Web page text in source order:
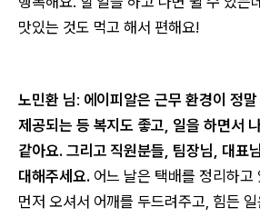
맛있는 것도 먹고 해서 편해요!
노민환 님: 에이피알은 근무 환경이 정
제공되는 등 복지도 좋고, 일을 하면서
같아요. 그리고 직원분들, 팀장님, 대표
대해주세요. 어느 날은 택배를 정리하고
먼저 오셔서 어깨를 두드려주고, 힘든